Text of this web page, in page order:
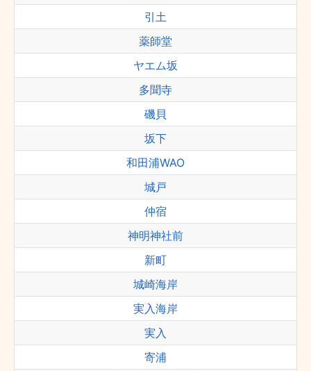
引土
薬師堂
ヤエム坂
多聞寺
磯貝
坂下
和田浦WAO
城戸
仲宿
神明神社前
新町
城崎海岸
実入海岸
実入
寄浦